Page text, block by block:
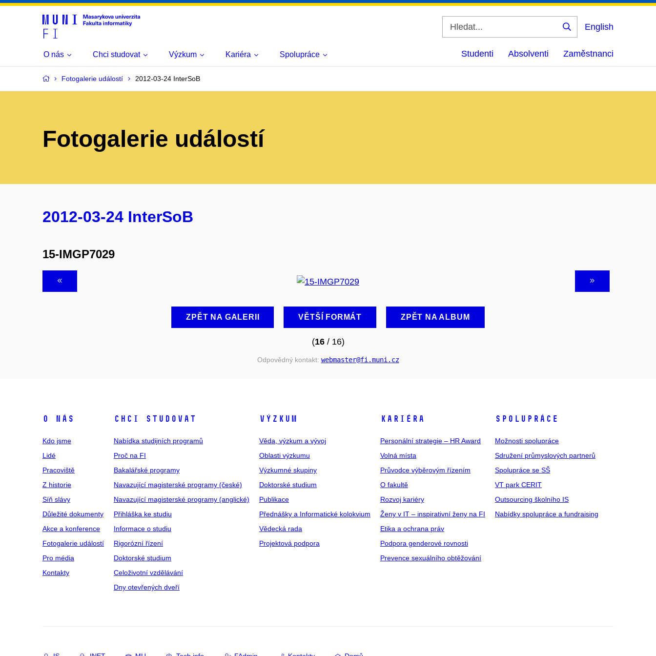
Vyhledat
English
O nás Chci studovat Výzkum Kariéra Spolupráce Studenti Absolventi Zaměstnanci
Fotogalerie událostí 2012-03-24 InterSoB
Fotogalerie událostí
2012-03-24 InterSoB
15-IMGP7029
ZPĚT NA GALERII VĚTŠÍ FORMÁT ZPĚT NA ALBUM
(16/ 16)
Odpovědný kontakt: webmaster@fi .muni .cz
O NÁS
Kdo jsme
Lidé
Pracoviště
Z historie
Síň slávy
Důležité dokumenty
Akce a konference
Fotogalerie událostí
Pro média
Kontakty
CHCI STUDOVAT
Nabídka studijních programů
Proč na FI
Bakalářské programy
Navazující magisterské programy (české)
Navazující magisterské programy (anglické)
Přihláška ke studiu
Informace o studiu
Rigorózní řízení
Doktorské studium
Celoživotní vzdělávání
Dny otevřených dveří
VÝZKUM
Věda, výzkum a vývoj
Oblasti výzkumu
Výzkumné skupiny
Doktorské studium
Publikace
Přednášky a Informatické kolokvium
Vědecká rada
Projektová podpora
KARIÉRA
Personální strategie – HR Award
Volná místa
Průvodce výběrovým řízením
O fakultě
Rozvoj kariéry
Ženy v IT – inspirativní ženy na FI
Etika a ochrana práv
Podpora genderové rovnosti
Prevence sexuálního obtěžování
SPOLUPRÁCE
Možnosti spolupráce
Sdružení průmyslových partnerů
Spolupráce se SŠ
VT park CERIT
Outsourcing školního IS
Nabídky spolupráce a fundraising